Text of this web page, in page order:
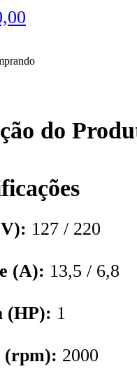
do
127 / 220
(A): 13,5 / 6,8
(HP): 1
(rpm): 2000